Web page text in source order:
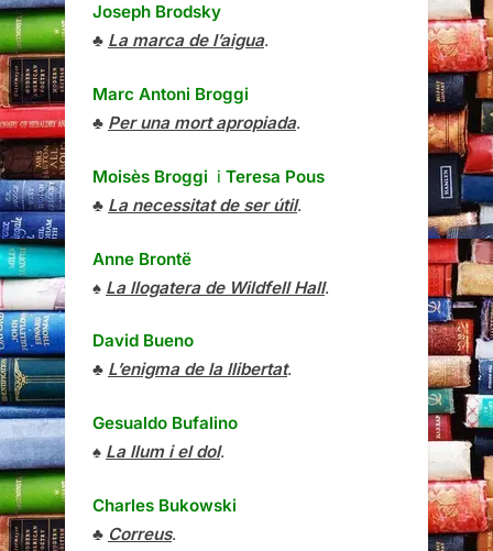
Joseph Brodsky
♣ La marca de l’aigua.
Marc Antoni Broggi
♣ Per una mort apropiada.
Moisès Broggi i Teresa Pous
♣ La necessitat de ser útil.
Anne Brontë
♠ La llogatera de Wildfell Hall.
David Bueno
♣ L’enigma de la llibertat.
Gesualdo Bufalino
♠ La llum i el dol.
Charles Bukowski
♣ Correus.